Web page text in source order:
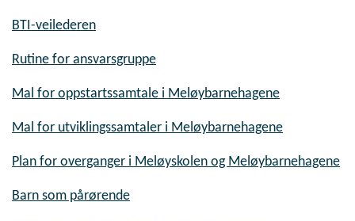
BTI-veilederen
Rutine for ansvarsgruppe
Mal for oppstartssamtale i Meløybarnehagene
Mal for utviklingssamtaler i Meløybarnehagene
Plan for overganger i Meløyskolen og Meløybarnehagene
Barn som pårørende